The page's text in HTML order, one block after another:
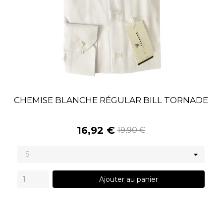
CHEMISE BLANCHE RÉGULAR BILL TORNADE
16,92 € 19,90 €
Ajouter au panier